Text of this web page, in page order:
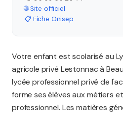
🌐 Site officiel
📋 Fiche Onisep
Votre enfant est scolarisé au
agricole privé Lestonnac à
lycée professionnel privé de
forme ses élèves aux métiers
professionnel. Les matières